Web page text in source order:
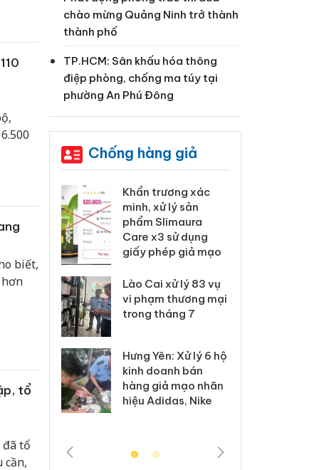
biết,
tổ
đã tổ
cần,
chào mừng Quảng Ninh trở thành
thành phố
TP.HCM: Sân khấu hóa thông
điệp phòng, chống ma túy tại
phường An Phú Đông
Chống hàng giả
hàng
vệ
Tìm bị
vụ án
Khẩn trương xác
minh, xử lý sản
phẩm Slimaura
Care x3 sử dụng
giấy phép giả mạo
Lào Cai xử lý 83 vụ
vi phạm thương mại
trong tháng 7
Hưng Yên: Xử lý 6 hộ
kinh doanh bán
hàng giả mạo nhãn
hiệu Adidas, Nike